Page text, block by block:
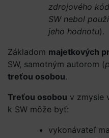
zdrojového
SW nebol
jeho hodnotu).
Základom majetkových
SW, samotným autorom (
treťou osobou.
Treťou osobou v zmysle
k SW môže byť:
vykonávateľ